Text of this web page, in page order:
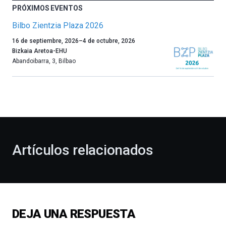
PRÓXIMOS EVENTOS
Bilbo Zientzia Plaza 2026
Un
año
más,
celebración
novena
Bilbo
16 de septiembre, 2026–4 de octubre, 2026
Bizkaia Aretoa-EHU
Abandoibarra, 3, Bilbao
Artículos relacionados
DEJA UNA RESPUESTA